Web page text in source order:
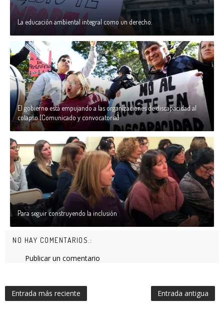
La educación ambiental integral como un derecho.
El gobierno está empujando a las organizaciones de discapacidad al
colapso [Comunicado y convocatoria]
Para seguir construyendo la inclusión
NO HAY COMENTARIOS.:
Publicar un comentario
Entrada más reciente Entrada antigua